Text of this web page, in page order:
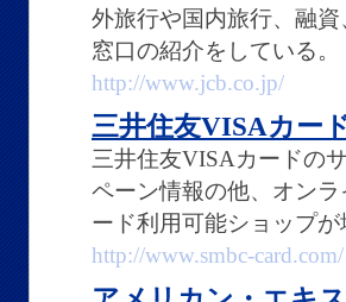
外旅行や国内旅行、融
窓口の紹介をしている。
http://www.jcb.co.jp/
三井住友VISAカー
三井住友VISAカードの
ペーン情報の他、オン
ード利用可能ショップ
http://www.smbc-card.com/